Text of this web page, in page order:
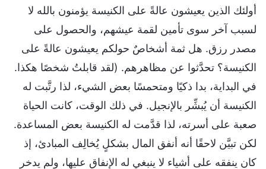
أولئك الذين يعيشون عالةً على الكنيسة يؤمنون بالله لا
لسبب آخر سوى تأمين لقمة عيشهم، والحصول على
مصدر رزق. هل ثمة أشخاصٌ حولكم يعيشون عالةً على
الكنيسة؟ تحدَّثوا عن مظاهرهم. (لقد قابلتُ شخصًا هكذا.
في البداية، بدا ذكيًا ومتحمسًا بعض الشيء، لذا رتَّبت له
الكنيسة أن يُبشِّر بالإنجيل. في ذلك الوقت، كانت الحياة
صعبة على أسرته، لذا قدَّمت له الكنيسة بعض المساعدة.
لكن تبيَّن لاحقًا أنه أنفق المال بشكلٍ يُخالِف المبادئ، إذ
كان ينفقه على أشياء لا ينبغي له الإنفاق عليها، ولم يدخر